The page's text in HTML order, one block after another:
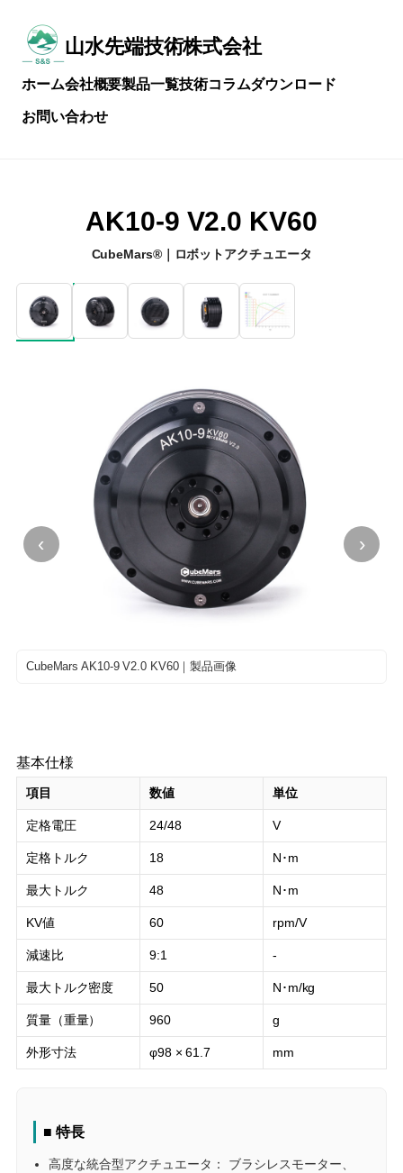
山水先端技術株式会社
常
技
を
ホーム会社概要製品一覧技術コラムダウンロード
お問い合わせ
AK10-9 V2.0 KV60
CubeMars®｜ロボットアクチュエータ
CubeMars AK10-9 V2.0 KV60｜製品画像
‹ ›
基本仕様
項目 数値 単位
定格電圧 24/48 V
定格トルク 18 N･m
最大トルク 48 N･m
KV値 60 rpm/V
減速比 9:1 -
最大トルク密度 50 N･m/kg
質量（重量） 960 g
外形寸法 φ98 × 61.7 mm
■ 特長
高度な統合型アクチュエータ： ブラシレスモーター、